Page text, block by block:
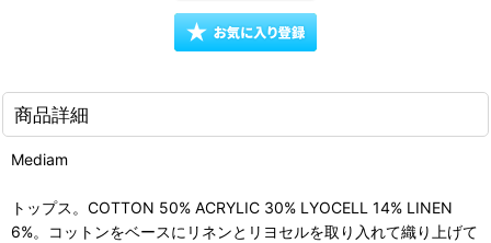
商品詳細
Mediam
トップス。COTTON 50% ACRYLIC 30% LYOCELL 14% LINEN
6%。コットンをベースにリネンとリヨセルを取り入れて織り上げて